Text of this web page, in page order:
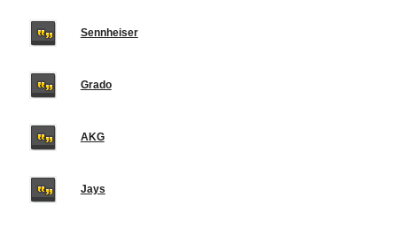
Sennheiser
Grado
AKG
Jays